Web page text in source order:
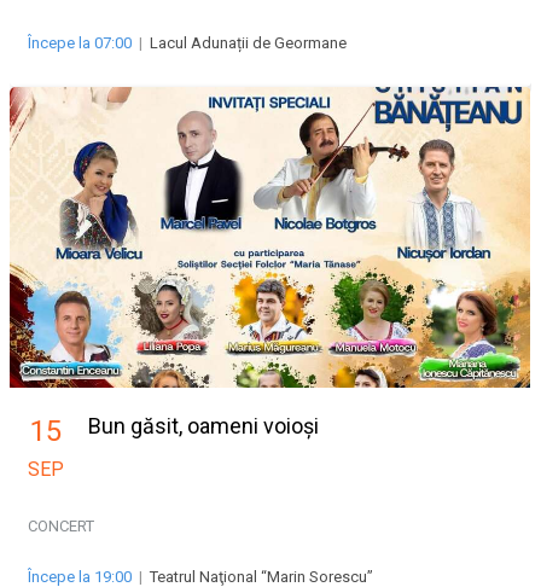
Începe la 07:00 | Lacul Adunații de Geormane
15
SEP
Bun găsit, oameni voioși
CONCERT
Începe la 19:00 |Teatrul Naţional “Marin Sorescu”